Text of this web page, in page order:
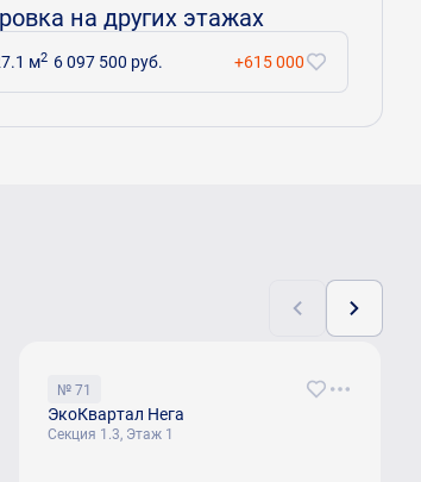
на других этажах
м2 6 097 500 руб. +615 000
№ 71
ЭкоКвартал Нега
Секция 1.3, Этаж 1